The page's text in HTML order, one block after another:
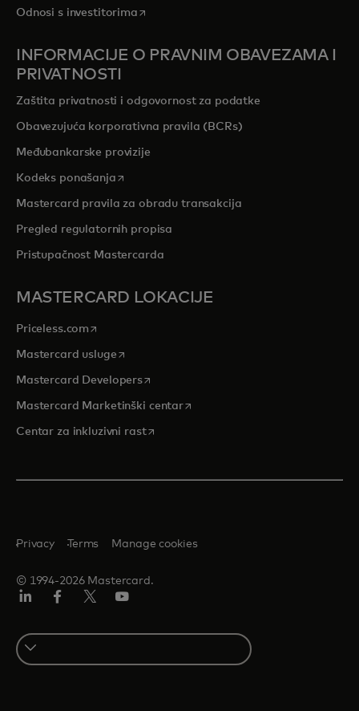
Odnosi s investitorimaopens in a new tab
INFORMACIJE O PRAVNIM OBAVEZAMA I
PRIVATNOSTI
Zaštita privatnosti i odgovornost za podatke
Obavezujuća korporativna pravila (BCRs)
Međubankarske provizije
Kodeks ponašanjaopens in a new tab
Mastercard pravila za obradu transakcija
Pregled regulatornih propisa
Pristupačnost Mastercarda
MASTERCARD LOKACIJE
Priceless.com opens in a new tab
Mastercard uslugeopens in a new tab
Mastercard Developersopens in a new tab
Mastercard Marketinški centaropens in a new tab
Centar za inkluzivni rastopens in a new tab
© 1994-2026 Mastercard.
Privacy Terms Manage cookies
Select
a
country